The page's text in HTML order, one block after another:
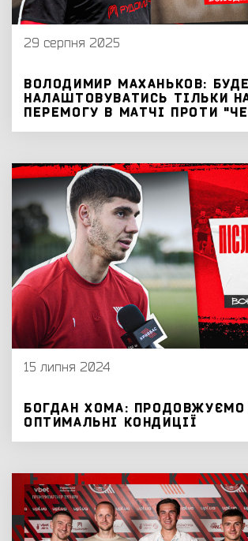
29 серпня 2025
ВОЛОДИМИР МАХАНЬКОВ:
НАЛАШТОВУВАТИСЬ ТІЛЬКИ
ПЕРЕМОГУ В МАТЧІ ПРОТИ
15 липня 2024
БОГДАН ХОМА: ПРОДОВЖУЄМО
ОПТИМАЛЬНІ КОНДИЦІЇ